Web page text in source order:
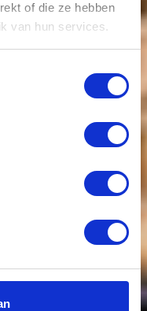
of die ze hebben
van hun services.
in
van